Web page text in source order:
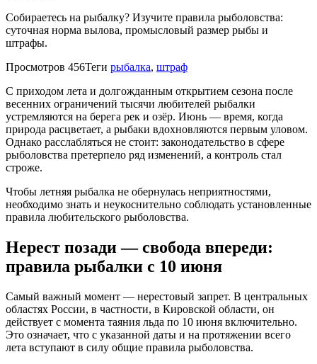
Собираетесь на рыбалку? Изучите правила рыболовства:
суточная норма вылова, промысловый размер рыбы и
штрафы.
Просмотров 456Теги рыбалка, штраф
С приходом лета и долгожданным открытием сезона после
весенних ограничений тысячи любителей рыбалки
устремляются на берега рек и озёр. Июнь — время, когда
природа расцветает, а рыбаки вдохновляются первым уловом.
Однако расслабляться не стоит: законодательство в сфере
рыболовства претерпело ряд изменений, а контроль стал
строже.
Чтобы летняя рыбалка не обернулась неприятностями,
необходимо знать и неукоснительно соблюдать установленные
правила любительского рыболовства.
Нерест позади — свобода впереди:
правила рыбалки с 10 июня
Самый важный момент — нерестовый запрет. В центральных
областях России, в частности, в Кировской области, он
действует с момента таяния льда по 10 июня включительно.
Это означает, что с указанной даты и на протяжении всего
лета вступают в силу общие правила рыболовства.